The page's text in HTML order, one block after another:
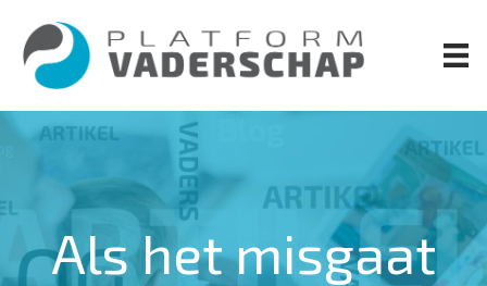
naar
hoofd
inhoud
Als het misgaat